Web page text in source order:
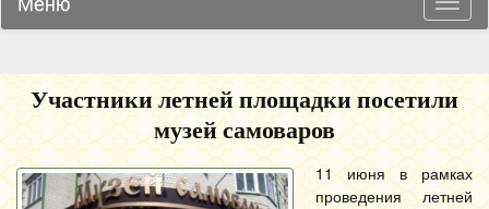
Участники летней площадки посетили
музей самоваров
11 июня в рамках
проведения летней